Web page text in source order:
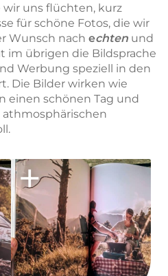
uns flüchten, kurz
für schöne Fotos, die wir
Wunsch nach echten und
im übrigen die Bildsprache
Werbung speziell in den
Die Bilder wirken wie
einen schönen Tag und